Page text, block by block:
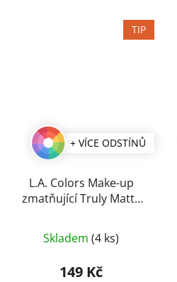
TIP
+ VÍCE ODSTÍNŮ
L.A. Colors Make-up
zmatňující Truly Matte
hodnocení
produktu
Skladem (4 ks)
149 Kč